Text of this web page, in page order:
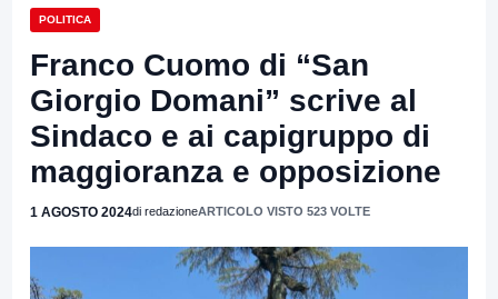
POLITICA
Franco Cuomo di “San
Giorgio Domani” scrive al
Sindaco e ai capigruppo di
maggioranza e opposizione
1 AGOSTO 2024di redazioneARTICOLO VISTO 523 VOLTE